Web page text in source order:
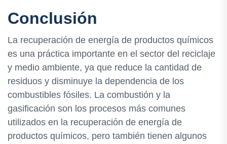
Conclusión
La recuperación de energía de productos químicos
es una práctica importante en el sector del reciclaje
y medio ambiente, ya que reduce la cantidad de
residuos y disminuye la dependencia de los
combustibles fósiles. La combustión y la
gasificación son los procesos más comunes
utilizados en la recuperación de energía de
productos químicos, pero también tienen algunos